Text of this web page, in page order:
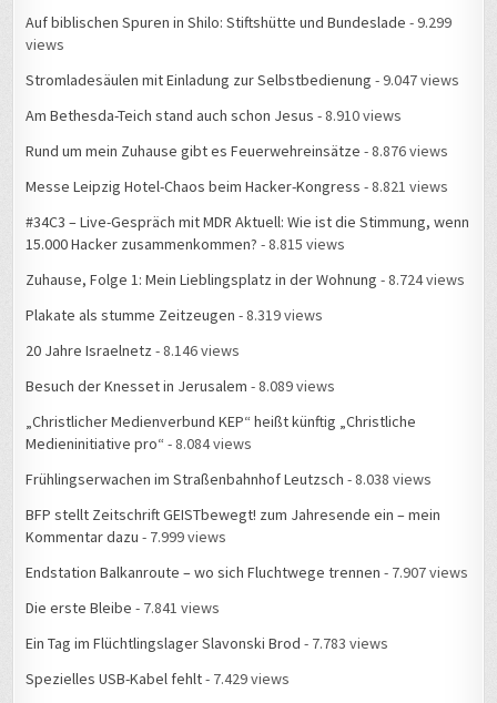
Auf biblischen Spuren in Shilo: Stiftshütte und Bundeslade - 9.299
views
Stromladesäulen mit Einladung zur Selbstbedienung - 9.047 views
Am Bethesda-Teich stand auch schon Jesus - 8.910 views
Rund um mein Zuhause gibt es Feuerwehreinsätze - 8.876 views
Messe Leipzig Hotel-Chaos beim Hacker-Kongress - 8.821 views
#34C3 – Live-Gespräch mit MDR Aktuell: Wie ist die Stimmung, wenn
15.000 Hacker zusammenkommen? - 8.815 views
Zuhause, Folge 1: Mein Lieblingsplatz in der Wohnung - 8.724 views
Plakate als stumme Zeitzeugen - 8.319 views
20 Jahre Israelnetz - 8.146 views
Besuch der Knesset in Jerusalem - 8.089 views
„Christlicher Medienverbund KEP“ heißt künftig „Christliche
Medieninitiative pro“ - 8.084 views
Frühlingserwachen im Straßenbahnhof Leutzsch - 8.038 views
BFP stellt Zeitschrift GEISTbewegt! zum Jahresende ein – mein
Kommentar dazu - 7.999 views
Endstation Balkanroute – wo sich Fluchtwege trennen - 7.907 views
Die erste Bleibe - 7.841 views
Ein Tag im Flüchtlingslager Slavonski Brod - 7.783 views
Spezielles USB-Kabel fehlt- 7.429 views